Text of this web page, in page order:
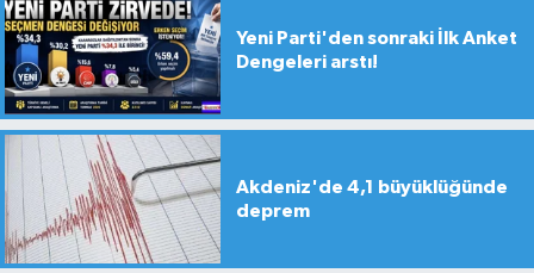
Yeni Parti'den sonraki İlk Anket
Dengeleri arstı!
Akdeniz'de 4,1 büyüklüğünde
deprem